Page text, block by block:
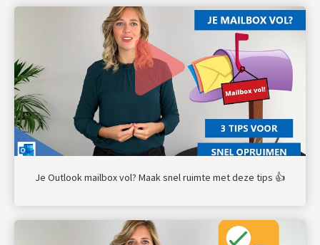
Je Outlook mailbox vol? Maak snel ruimte met deze tips 👍